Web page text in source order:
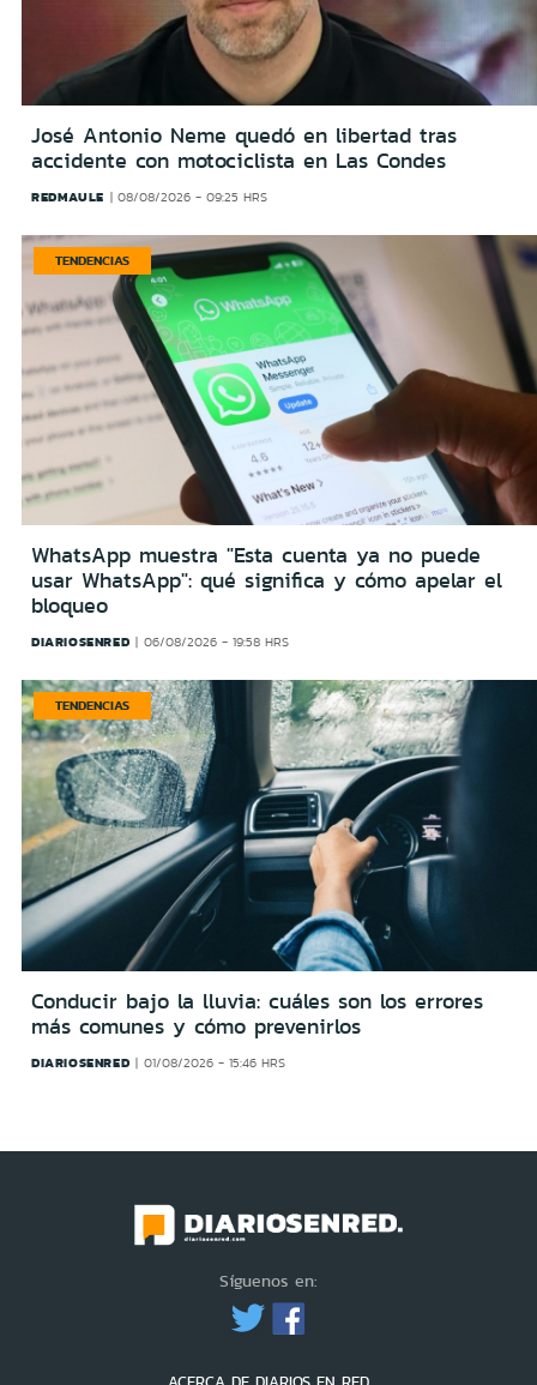
José Antonio Neme quedó en libertad tras
accidente con motociclista en Las Condes
REDMAULE 08/08/2026 - 09:25 HRS
TENDENCIAS
WhatsApp muestra "Esta cuenta ya no puede
usar WhatsApp": qué significa y cómo apelar el
bloqueo
DIARIOSENRED 06/08/2026 - 19:58 HRS
TENDENCIAS
Conducir bajo la lluvia: cuáles son los errores
más comunes y cómo prevenirlos
DIARIOSENRED 01/08/2026 - 15:46 HRS
Síguenos en: